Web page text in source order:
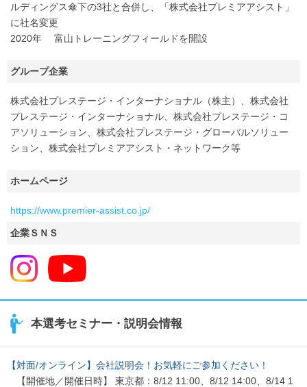
ルディングス傘下の3社と合併し、「株式会社プレミアアシスト」
に社名変更
2020年 富山トレーニングフィールドを開設
グループ企業
株式会社プレステージ・インターナショナル（株主）、株式会社
プレステージ・インターナショナル、株式会社プレステージ・コ
アソリューション、株式会社プレステージ・グローバルソリュー
ション、株式会社プレミアアシスト・ネットワーク等
ホームページ
https://www.premier-assist.co.jp/
企業ＳＮＳ
本選考セミナー・説明会情報
【対面/オンライン】会社説明会！お気軽にご参加ください！
【開催地／開催日時】 東京都：8/12 11:00、8/12 14:00、8/14 1